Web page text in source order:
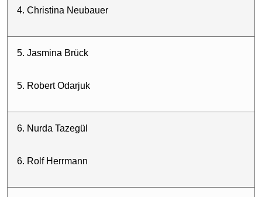
4. Christina Neubauer
5. Jasmina Brück
5. Robert Odarjuk
6. Nurda Tazegül
6. Rolf Herrmann